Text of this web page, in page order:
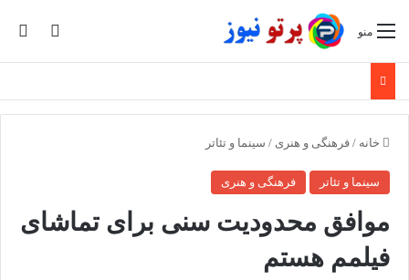
تغییر منو
خانه / فرهنگی و هنری / سینما و تئاتر
سینما و تئاتر فرهنگی و هنری
موافق محدودیت سنی برای تماشای
فیلمم هستم